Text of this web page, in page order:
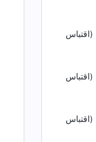
(اقتباس
(اقتباس
(اقتباس